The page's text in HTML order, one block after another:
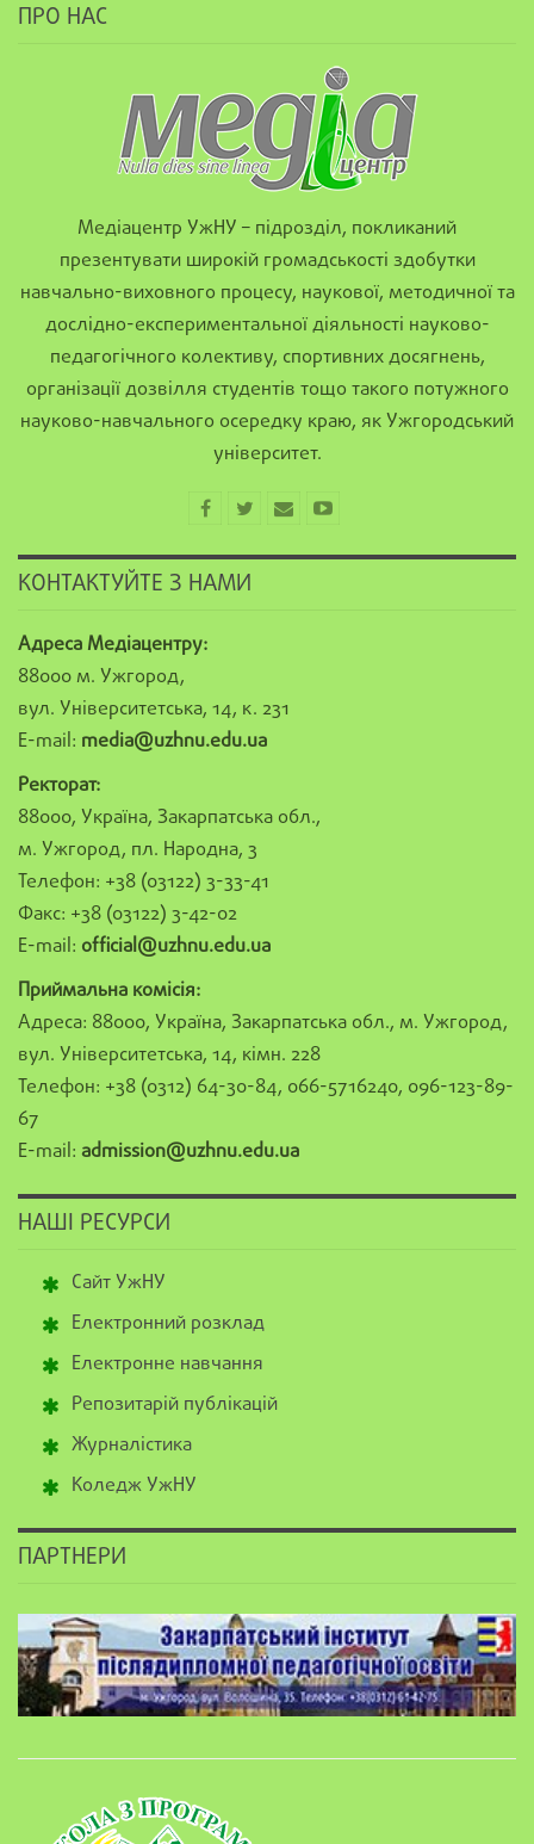
ПРО НАС
Медіацентр УжНУ – підрозділ, покликаний
презентувати широкій громадськості здобутки
навчально-виховного процесу, наукової, методичної та
дослідно-експериментальної діяльності науково-
педагогічного колективу, спортивних досягнень,
організації дозвілля студентів тощо такого потужного
науково-навчального осередку краю, як Ужгородський
університет.
КОНТАКТУЙТЕ З НАМИ
Адреса Медіацентру:
88000 м. Ужгород,
вул. Університетська, 14, к. 231
E-mail: media@uzhnu.edu.ua
Ректорат:
88000, Україна, Закарпатська обл.,
м. Ужгород, пл. Народна, 3
Телефон: +38 (03122) 3-33-41
Факс: +38 (03122) 3-42-02
E-mail: official@uzhnu.edu.ua
Приймальна комісія:
Адреса: 88000, Україна, Закарпатська обл., м. Ужгород,
вул. Університетська, 14, кімн. 228
Телефон: +38 (0312) 64-30-84, 066-5716240, 096-123-89-
67
E-mail: admission@uzhnu.edu.ua
НАШІ РЕСУРСИ
Сайт УжНУ
Електронний розклад
Електронне навчання
Репозитарій публікацій
Журналістика
Коледж УжНУ
ПАРТНЕРИ